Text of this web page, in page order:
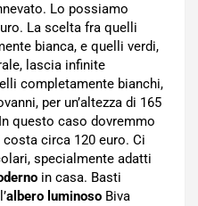
Lo possiamo
La scelta fra quelli
bianca, e quelli verdi,
lascia infinite
completamente bianchi,
per un’altezza di 165
questo caso dovremmo
costa circa 120 euro. Ci
specialmente adatti
in casa. Basti
albero luminoso Biva